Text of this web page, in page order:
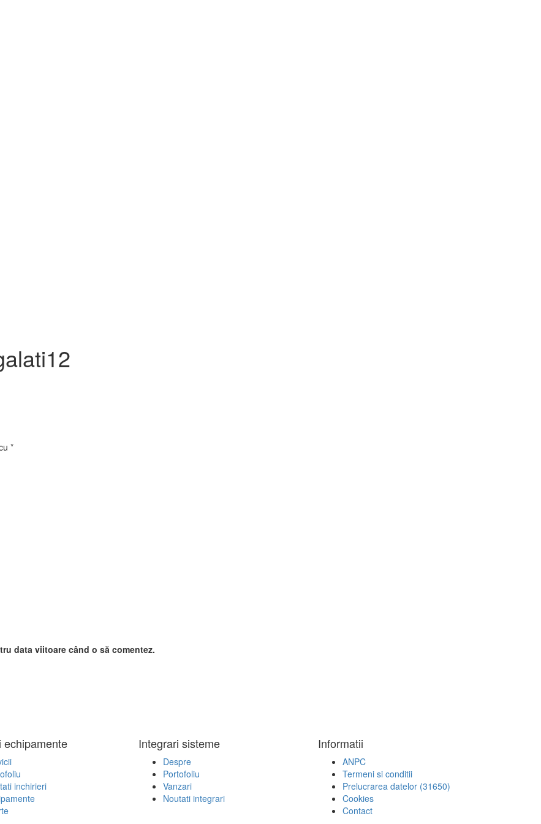
*
data viitoare când o să comentez.
echipamente
inchirieri
Integrari sisteme
Despre
Portofoliu
Vanzari
Noutati integrari
Informatii
ANPC
Termeni si conditii
Prelucrarea datelor (31650)
Cookies
Contact